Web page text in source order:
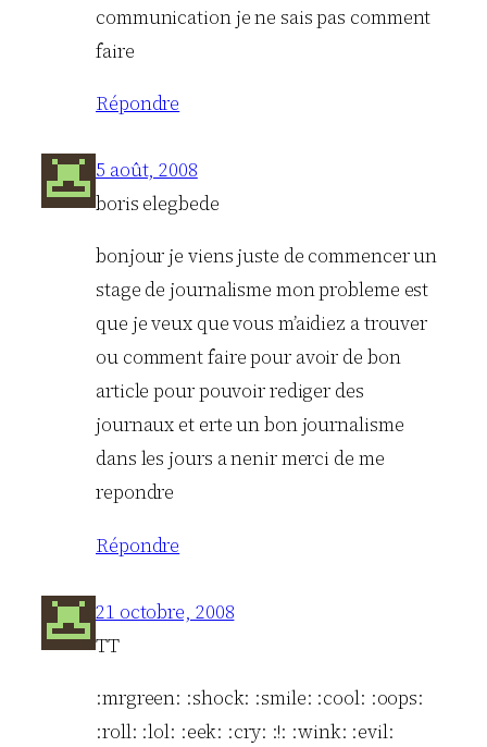
communication je ne sais pas comment
faire
Répondre
5 août, 2008
boris elegbede
bonjour je viens juste de commencer un
stage de journalisme mon probleme est
que je veux que vous m’aidiez a trouver
ou comment faire pour avoir de bon
article pour pouvoir rediger des
journaux et erte un bon journalisme
dans les jours a nenir merci de me
repondre
Répondre
21 octobre, 2008
TT
:mrgreen: :shock: :smile: :cool: :oops:
:roll: :lol: :eek: :cry: :!: :wink: :evil: